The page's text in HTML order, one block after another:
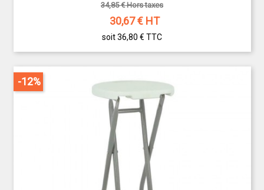
34,85 € Hors taxes
30,67€ HT
soit 36,80 € TTC
-12%